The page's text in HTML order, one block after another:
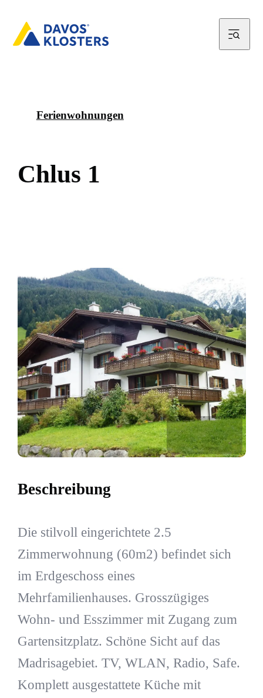
Ferienwohnungen
Chlus 1
Beschreibung
Die stilvoll eingerichtete 2.5
Zimmerwohnung (60m2) befindet sich
im Erdgeschoss eines
Mehrfamilienhauses. Grosszügiges
Wohn- und Esszimmer mit Zugang zum
Gartensitzplatz. Schöne Sicht auf das
Madrisagebiet. TV, WLAN, Radio, Safe.
Komplett ausgestattete Küche mit